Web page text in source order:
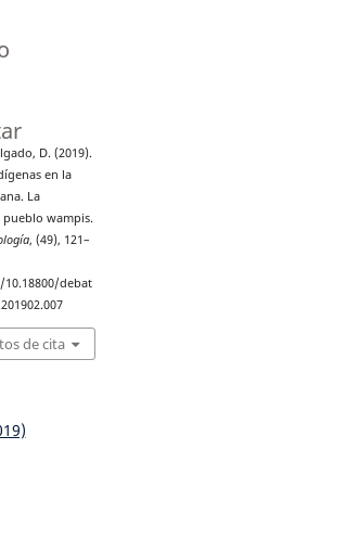
D. (2019).
en la
La
wampis.
, (49), 121–
debat
de cita